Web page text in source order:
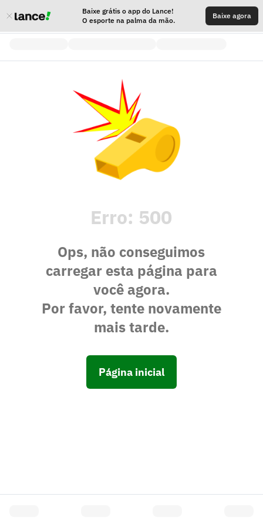
Baixe grátis o app do Lance!
O esporte na palma da mão.
Baixe agora
Erro: 500
Ops, não conseguimos
carregar esta página para
você agora.
Por favor, tente novamente
mais tarde.
Página inicial